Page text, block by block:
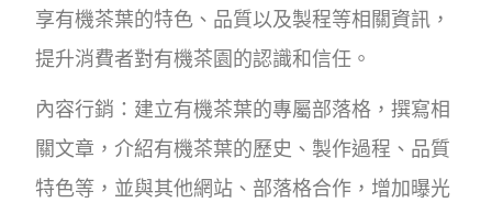
享有機茶葉的特色、品質以及製程等相關資訊，
提升消費者對有機茶園的認識和信任。
內容行銷：建立有機茶葉的專屬部落格，撰寫相
關文章，介紹有機茶葉的歷史、製作過程、品質
特色等，並與其他網站、部落格合作，增加曝光